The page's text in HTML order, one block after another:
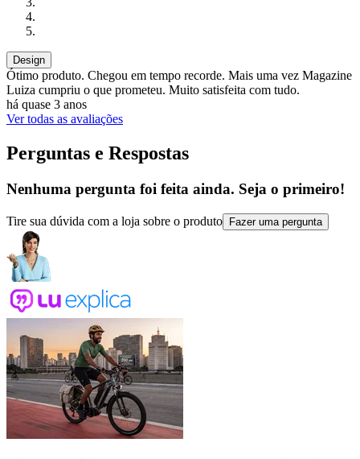
Design
Ótimo produto. Chegou em tempo recorde. Mais uma vez Magazine
Luiza cumpriu o que prometeu. Muito satisfeita com tudo.
há quase 3 anos
Ver todas as avaliações
Perguntas e Respostas
Nenhuma pergunta foi feita ainda. Seja o primeiro!
Tire sua dúvida com a loja sobre o produto Fazer uma pergunta